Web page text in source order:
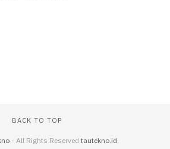
BACK TO TOP
- All Rights Reserved tautekno.id